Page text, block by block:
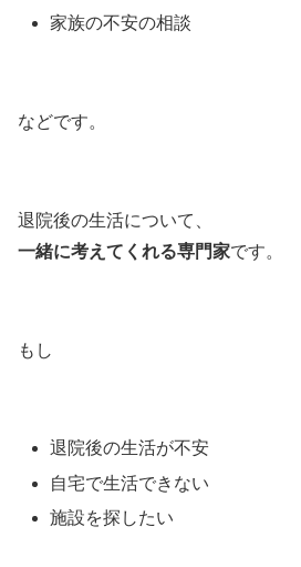
家族の不安の相談
などです。
退院後の生活について、
一緒に考えてくれる専門家です。
もし
退院後の生活が不安
自宅で生活できない
施設を探したい